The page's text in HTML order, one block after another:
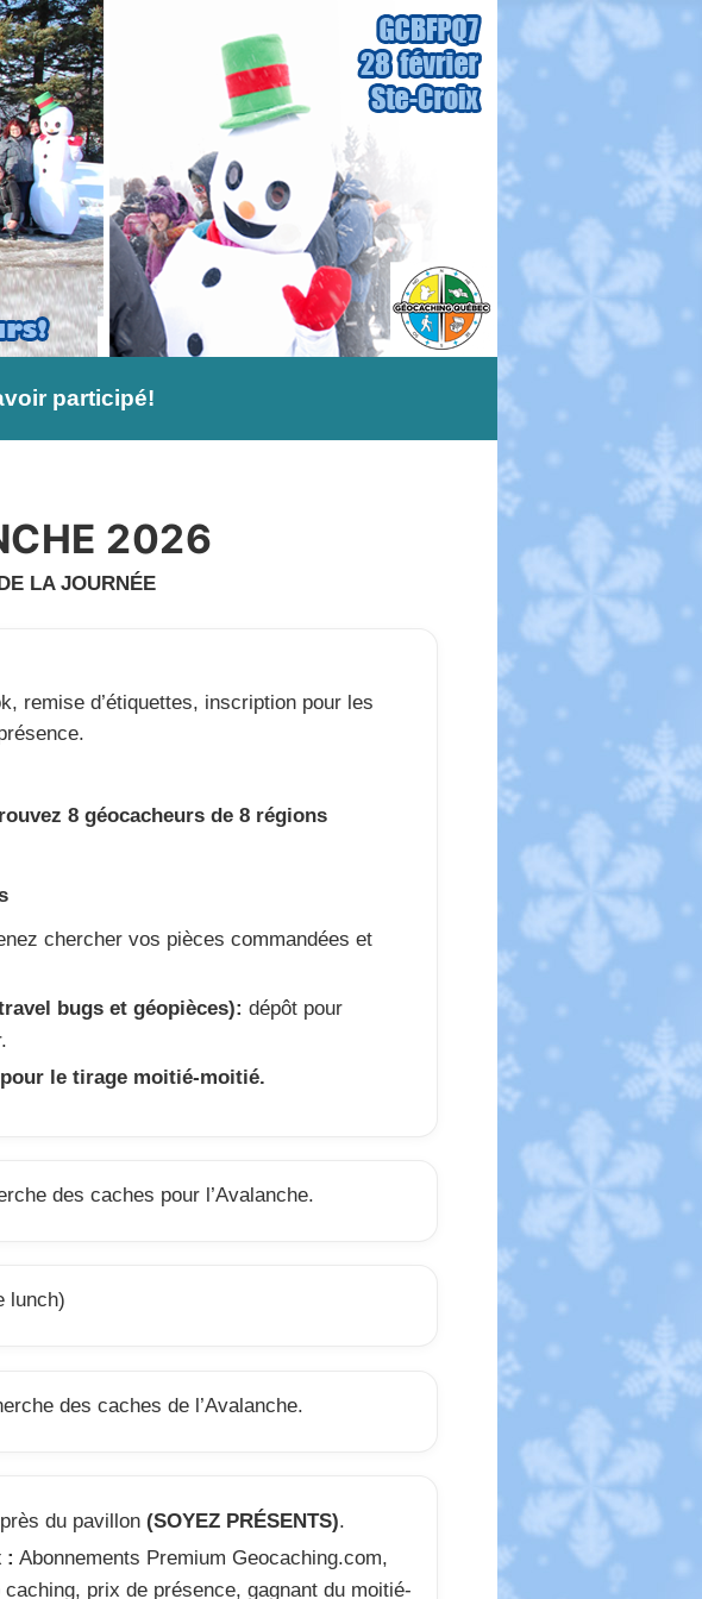
participé!
2026
LA JOURNÉE
remise d’étiquettes, inscription pour les
8 géocacheurs de 8 régions
chercher vos pièces commandées et
bugs et géopièces): dépôt pour
le tirage moitié-moitié.
des caches pour l’Avalanche.
lunch)
des caches de l’Avalanche.
du pavillon (SOYEZ PRÉSENTS).
: Abonnements Premium Geocaching.com,
caching, prix de présence, gagnant du moitié-